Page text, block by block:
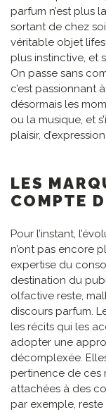
parfum n’est plus
sortant de chez
véritable objet
plus instinctive, et
On passe sans
c’est passionnant
désormais les
ou la musique, et
plaisir,
LES
COMPTE
Pour l’instant,
n’ont pas encore
expertise du
destination du
olfactive reste,
discours parfum.
les récits qui les
adopter une
décomplexée.
pertinence de ces
attachées à des
par exemple, reste